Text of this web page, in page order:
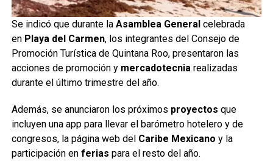
Se indicó que durante la Asamblea Generalcelebrada
en Playa del Carmen, los integrantes del Consejo de
Promoción Turística de Quintana Roo, presentaron las
acciones de promoción y mercadotecnia realizadas
durante el último trimestre del año.
Además, se anunciaron los próximos proyectos que
incluyen una app para llevar el barómetro hotelero y de
congresos, la página web del Caribe Mexicano y la
participación en ferias para el resto del año.